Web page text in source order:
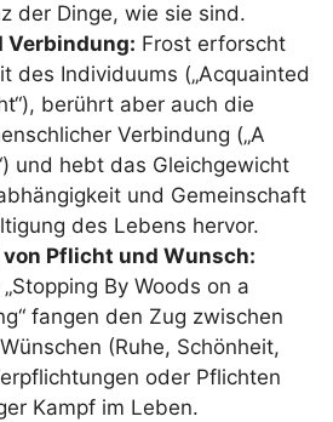
der Dinge, wie sie sind.
Verbindung: Frost erforscht
des Individuums („Acquainted
berührt aber auch die
Verbindung („A
und hebt das Gleichgewicht
und Gemeinschaft
des Lebens hervor.
von Pflicht und Wunsch:
By Woods on a
fangen den Zug zwischen
(Ruhe, Schönheit,
oder Pflichten
Kampf im Leben.